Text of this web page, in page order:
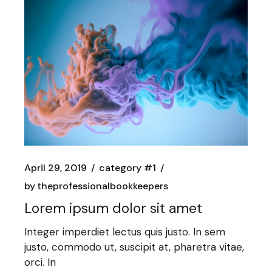
April 29, 2019
category #1
bytheprofessionalbookkeepers
Lorem ipsum dolor sit amet
Integer imperdiet lectus quis justo. In sem
justo, commodo ut, suscipit at, pharetra vitae,
orci. In